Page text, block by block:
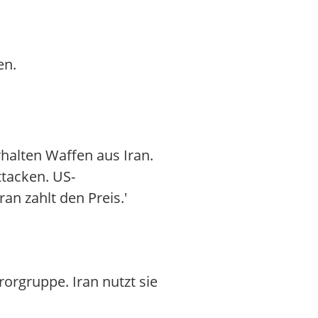
Waffen aus Iran.
US-
zahlt den Preis.'
Iran nutzt sie